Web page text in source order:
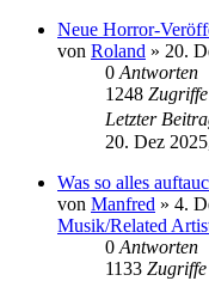
Neue Horror-
von Roland » 20.
0 Antworten
1248 Zugriffe
Letzter
20. Dez
Was so alles
von Manfred » 4.
Musik/Related
0 Antworten
1133 Zugriffe